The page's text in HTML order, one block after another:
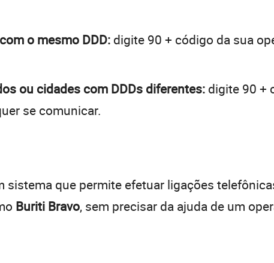
o mesmo DDD: digite 90 + código da sua
ou cidades com DDDs diferentes: digite 90 +
se comunicar.
sistema que permite efetuar ligações
Buriti Bravo, sem precisar da ajuda de um